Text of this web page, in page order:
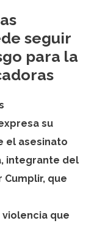
seguir
para la
su
el asesinato
integrante del
que
violencia que